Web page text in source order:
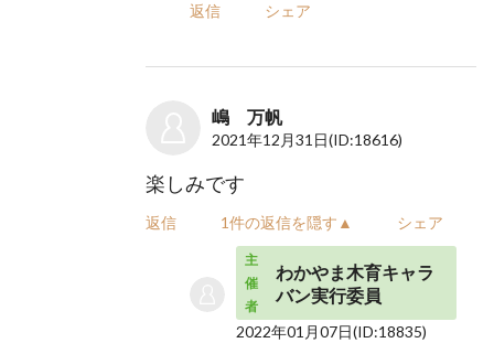
返信 シェア
嶋 万帆
2021年12月31日(ID:18616)
楽しみです
返信 1件の返信を隠す▲ シェア
主
催
者
わかやま木育キャラ
バン実行委員
2022年01月07日(ID:18835)